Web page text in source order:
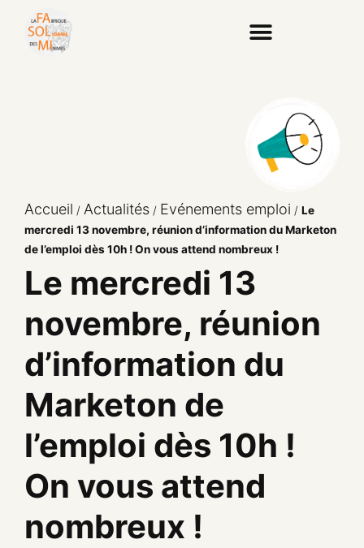
Accueil / Actualités / Evénements emploi / Le
mercredi 13 novembre, réunion d’information du Marketon
de l’emploi dès 10h ! On vous attend nombreux !
Le mercredi 13
novembre, réunion
d’information du
Marketon de
l’emploi dès 10h !
On vous attend
nombreux !